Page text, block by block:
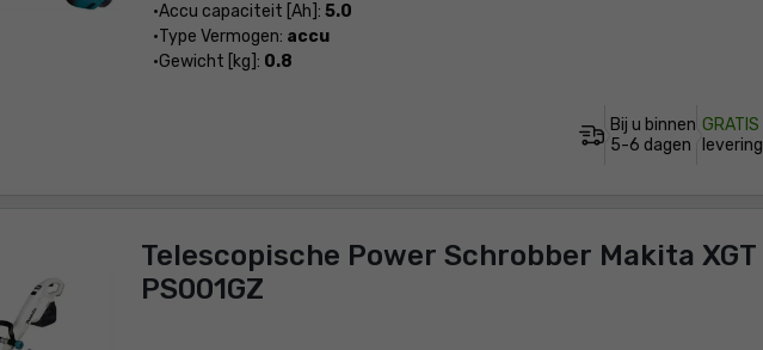
Accu capaciteit [Ah]: 5.0
Type Vermogen: accu
Gewicht [kg]: 0.8
Bij u binnen
5-6 dagen
GRATIS
levering
Telescopische Power Schrobber Makita XGT
PS001GZ